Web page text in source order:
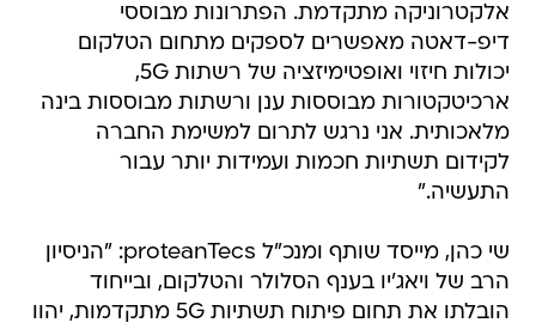
אלקטרוניקה מתקדמת. הפתרונות מבוססי
דיפ-דאטה מאפשרים לספקים מתחום הטלקום
יכולות חיזוי ואופטימיזציה של רשתות 5G,
ארכיטקטורות מבוססות ענן ורשתות מבוססות בינה
מלאכותית. אני נרגש לתרום למשימת החברה
לקידום תשתיות חכמות ועמידות יותר עבור
התעשיה."
שי כהן, מייסד שותף ומנכ"ל proteanTecs: "הניסיון
הרב של ויאג'יו בענף הסלולר והטלקום, ובייחוד
הובלתו את תחום פיתוח תשתיות 5G מתקדמות, יהוו